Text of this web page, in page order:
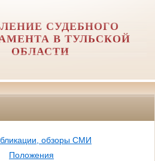
СУДЕБНОГО
В ТУЛЬСКОЙ
ОБЛАСТИ
обзоры СМИ
Положения